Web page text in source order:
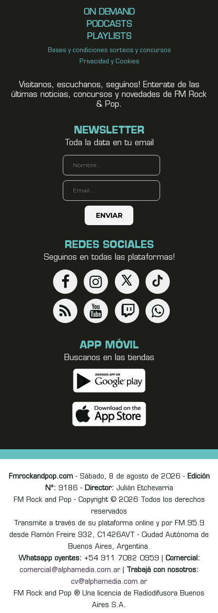
ON DEMAND
PODCASTS
PLAYLISTS
Bases y condiciones sorteos y concursos
Privacidad y Cookies
Visitanos, escuchanos, seguínos! Enterate de las
últimas noticias, concursos y novedades de FM Rock
& Pop.
NEWSLETTER
Toda la data en tu email
REDES SOCIALES
Seguinos en todas las plataformas!
APP MÓVIL
Buscanos en las tiendas
Fmrockandpop.com- Sábado, 8 de agosto de 2026 - Edición
Nº: 9186 - Director: Julián Etchevarria
FM Rock and Pop - Copyright © 2026 Todos los derechos
reservados
Transmite a través de su plataforma online y por FM 95.9
desde Ramón Freire 932, C1426AVT - Ciudad Autónoma de
Buenos Aires, Argentina.
Whatsapp oyentes: +54 911 7082 0959 | Comercial:
comercial@alphamedia.com.ar
Trabajá con nosotros:
cv@alphamedia.com.ar
FM Rock and Pop ® Una licencia de Radiodifusora Buenos
Aires S.A.